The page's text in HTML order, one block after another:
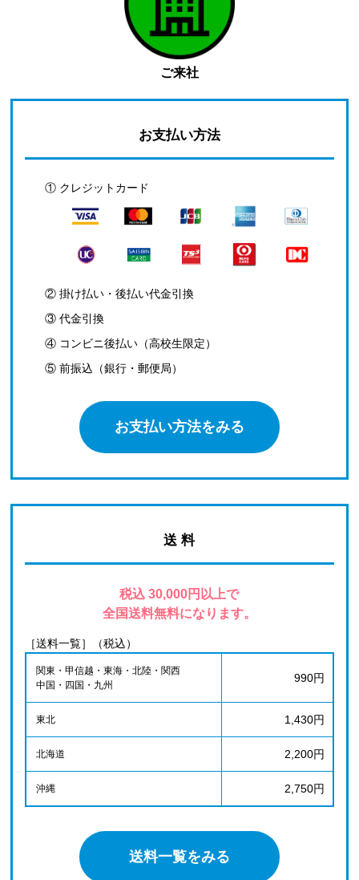
ご来社
お支払い方法
① クレジットカード
② 掛け払い・後払い代金引換
③ 代金引換
④ コンビニ後払い（高校生限定）
⑤ 前振込（銀行・郵便局）
お支払い方法をみる
送 料
税込 30,000円以上で
全国送料無料になります。
［送料一覧］（税込）
関東・甲信越・東海・北陸・関西
中国・四国・九州
990円
東北 1,430円
北海道 2,200円
沖縄 2,750円
送料一覧をみる